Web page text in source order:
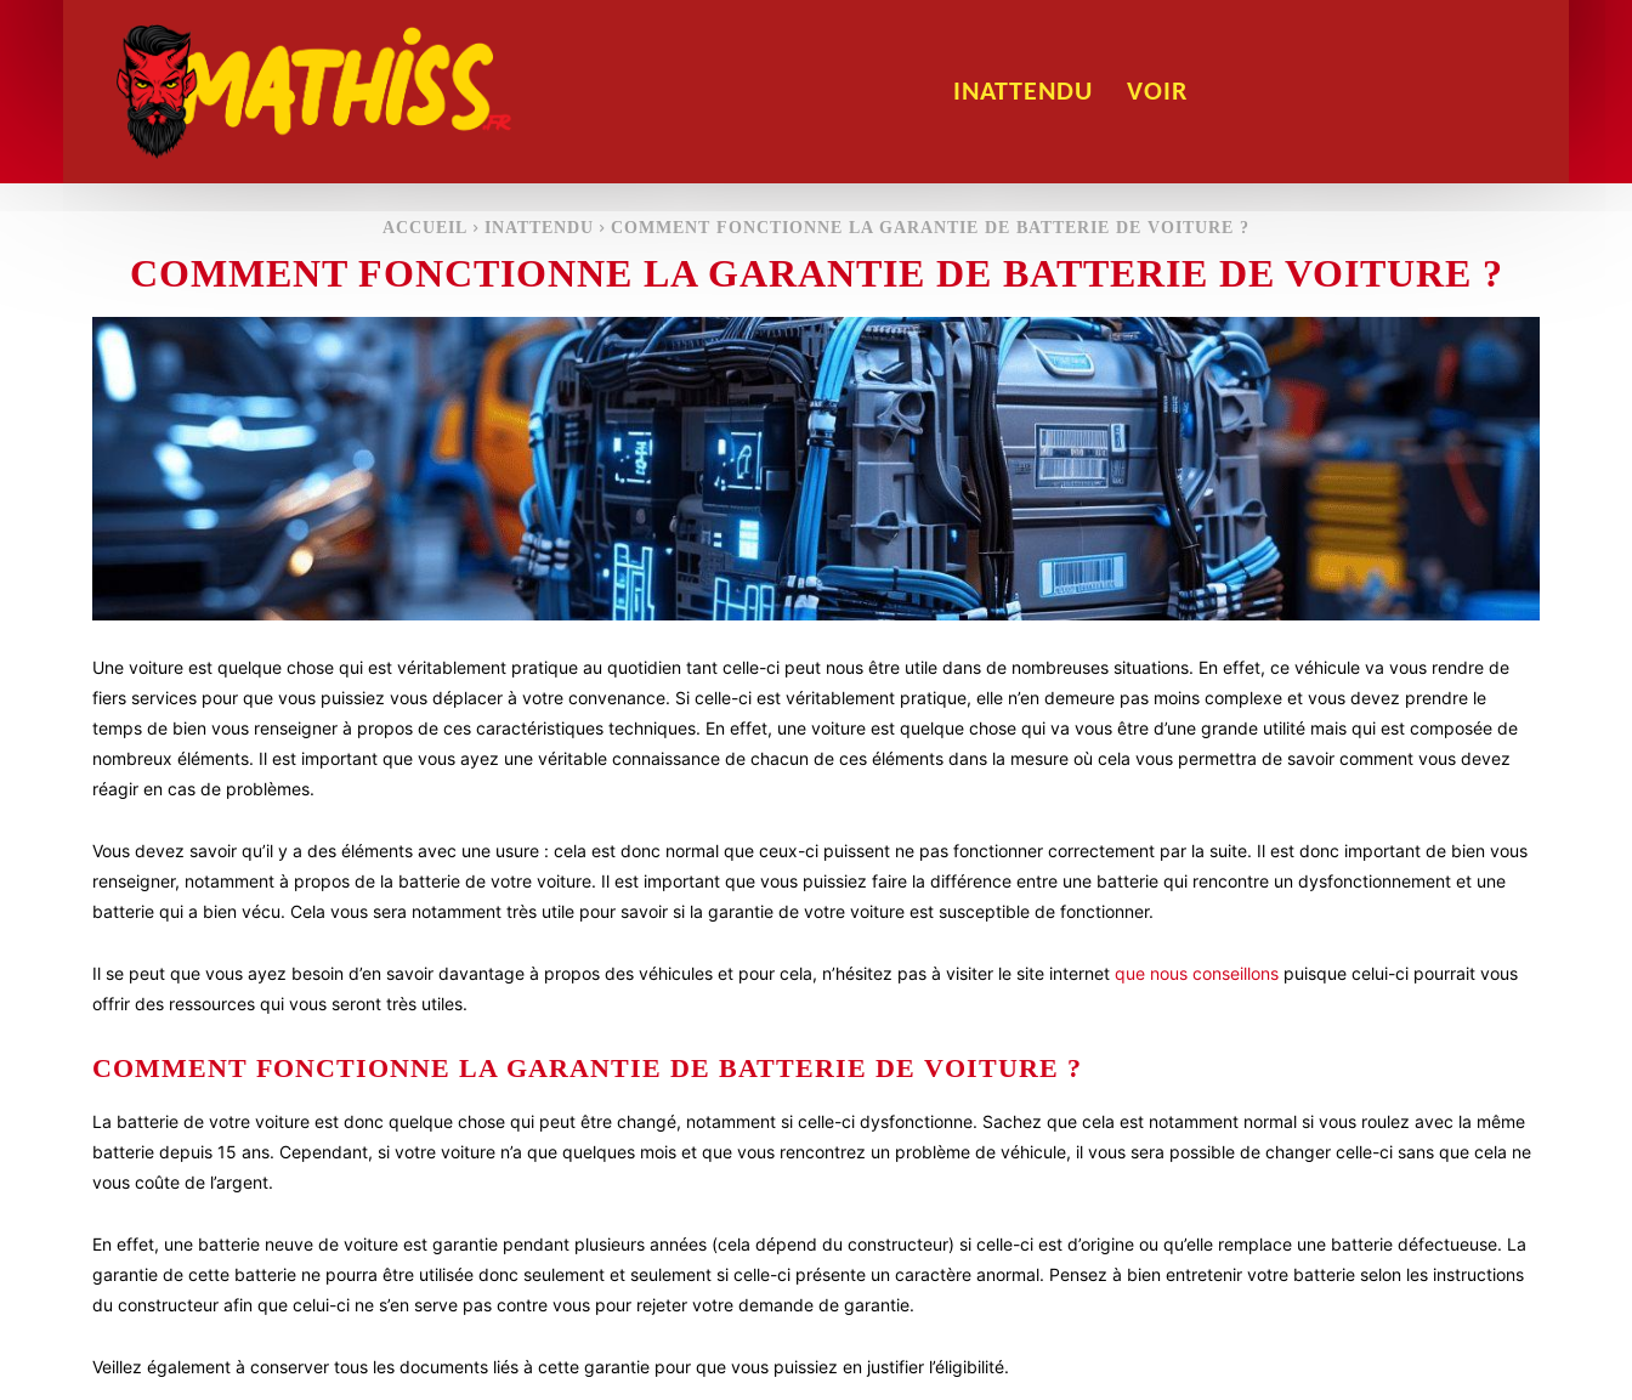
INATTENDU VOIR
ACCUEIL INATTENDU COMMENT FONCTIONNE LA GARANTIE DE BATTERIE DE VOITURE ?
COMMENT FONCTIONNE LA GARANTIE DE BATTERIE DE VOITURE ?
Une voiture est quelque chose qui est véritablement pratique au quotidien tant celle-ci peut nous être utile dans de nombreuses situations. En effet, ce véhicule va vous rendre de
fiers services pour que vous puissiez vous déplacer à votre convenance. Si celle-ci est véritablement pratique, elle n’en demeure pas moins complexe et vous devez prendre le
temps de bien vous renseigner à propos de ces caractéristiques techniques. En effet, une voiture est quelque chose qui va vous être d’une grande utilité mais qui est composée de
nombreux éléments. Il est important que vous ayez une véritable connaissance de chacun de ces éléments dans la mesure où cela vous permettra de savoir comment vous devez
réagir en cas de problèmes.
Vous devez savoir qu’il y a des éléments avec une usure : cela est donc normal que ceux-ci puissent ne pas fonctionner correctement par la suite. Il est donc important de bien vous
renseigner, notamment à propos de la batterie de votre voiture. Il est important que vous puissiez faire la différence entre une batterie qui rencontre un dysfonctionnement et une
batterie qui a bien vécu. Cela vous sera notamment très utile pour savoir si la garantie de votre voiture est susceptible de fonctionner.
Il se peut que vous ayez besoin d’en savoir davantage à propos des véhicules et pour cela, n’hésitez pas à visiter le site internet que nous conseillons puisque celui-ci pourrait vous
offrir des ressources qui vous seront très utiles.
COMMENT FONCTIONNE LA GARANTIE DE BATTERIE DE VOITURE ?
La batterie de votre voiture est donc quelque chose qui peut être changé, notamment si celle-ci dysfonctionne. Sachez que cela est notamment normal si vous roulez avec la même
batterie depuis 15 ans. Cependant, si votre voiture n’a que quelques mois et que vous rencontrez un problème de véhicule, il vous sera possible de changer celle-ci sans que cela ne
vous coûte de l’argent.
En effet, une batterie neuve de voiture est garantie pendant plusieurs années (cela dépend du constructeur) si celle-ci est d’origine ou qu’elle remplace une batterie défectueuse. La
garantie de cette batterie ne pourra être utilisée donc seulement et seulement si celle-ci présente un caractère anormal. Pensez à bien entretenir votre batterie selon les instructions
du constructeur afin que celui-ci ne s’en serve pas contre vous pour rejeter votre demande de garantie.
Veillez également à conserver tous les documents liés à cette garantie pour que vous puissiez en justifier l’éligibilité.